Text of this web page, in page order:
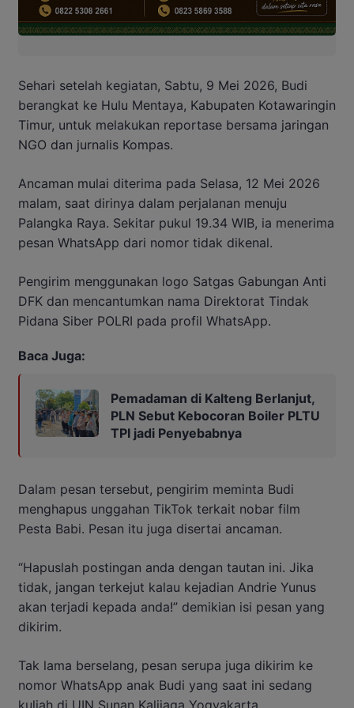
Sehari setelah kegiatan, Sabtu, 9 Mei 2026, Budi
berangkat ke Hulu Mentaya, Kabupaten Kotawaringin
Timur, untuk melakukan reportase bersama jaringan
NGO dan jurnalis Kompas.
Ancaman mulai diterima pada Selasa, 12 Mei 2026
malam, saat dirinya dalam perjalanan menuju
Palangka Raya. Sekitar pukul 19.34 WIB, ia menerima
pesan WhatsApp dari nomor tidak dikenal.
Pengirim menggunakan logo Satgas Gabungan Anti
DFK dan mencantumkan nama Direktorat Tindak
Pidana Siber POLRI pada profil WhatsApp.
Baca Juga:
Pemadaman di Kalteng Berlanjut,
PLN Sebut Kebocoran Boiler PLTU
TPI jadi Penyebabnya
Dalam pesan tersebut, pengirim meminta Budi
menghapus unggahan TikTok terkait nobar film
Pesta Babi. Pesan itu juga disertai ancaman.
“Hapuslah postingan anda dengan tautan ini. Jika
tidak, jangan terkejut kalau kejadian Andrie Yunus
akan terjadi kepada anda!” demikian isi pesan yang
dikirim.
Tak lama berselang, pesan serupa juga dikirim ke
nomor WhatsApp anak Budi yang saat ini sedang